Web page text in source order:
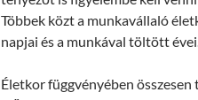
Többek közt a munkavállaló
napjai és a munkával töltött
Életkor függvényében